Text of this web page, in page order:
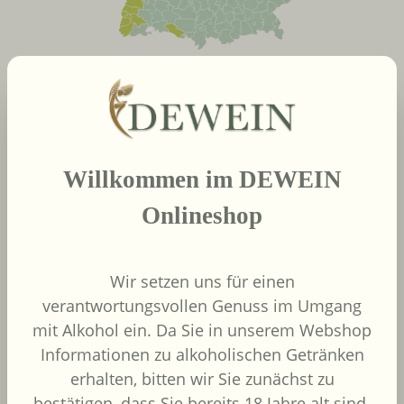
Produktgalerie überspringen
neue Produkte
2022
- Forager Red -
Südafrika
Grenache, Shiraz
Willkommen im DEWEIN
Onlineshop
Wir setzen uns für einen
verantwortungsvollen Genuss im Umgang
mit Alkohol ein. Da Sie in unserem Webshop
Informationen zu alkoholischen Getränken
erhalten, bitten wir Sie zunächst zu